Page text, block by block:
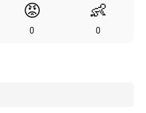
😡
0
👶
0